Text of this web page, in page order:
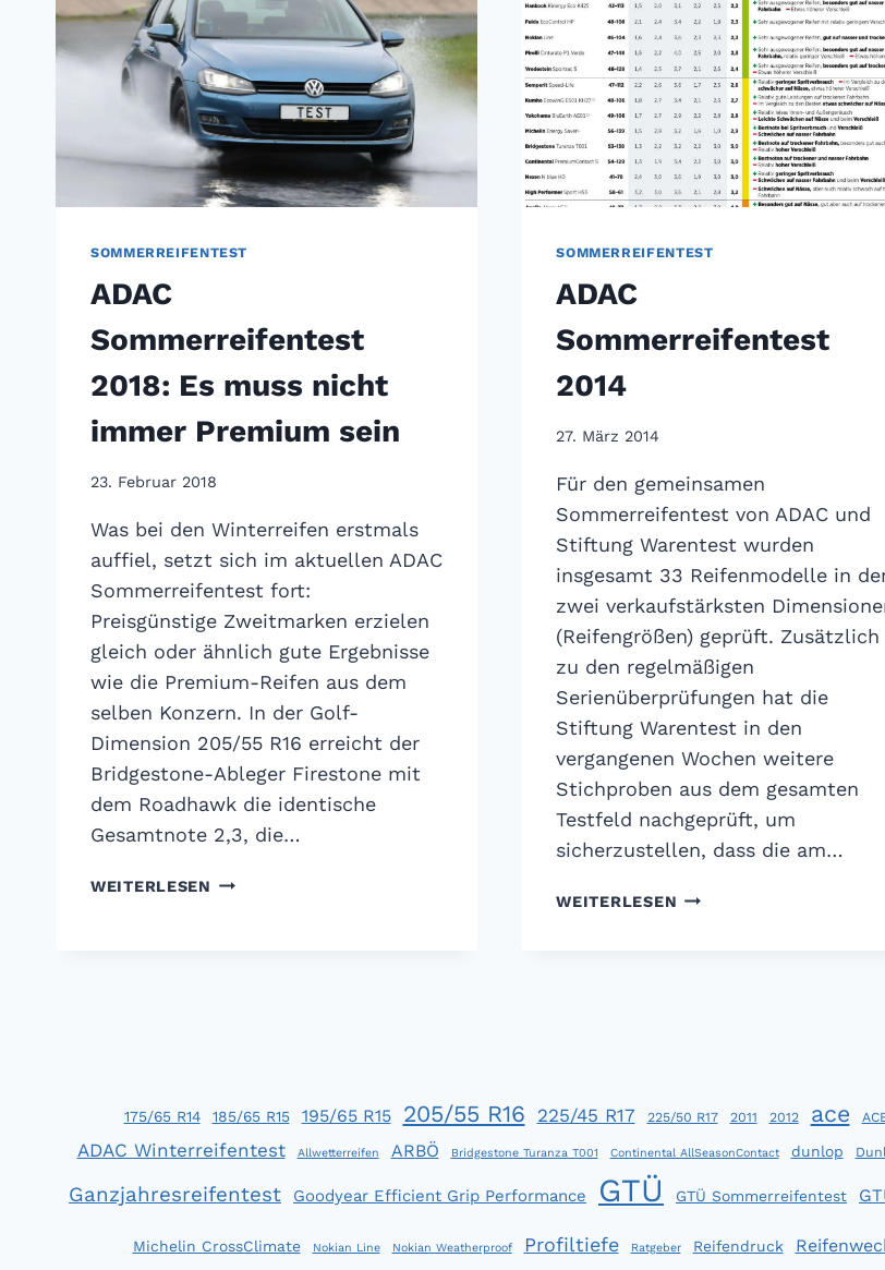
SOMMERREIFENTEST
ADAC
Sommerreifentest
2018: Es muss nicht
immer Premium sein
23. Februar 2018
Was bei den Winterreifen erstmals
auffiel, setzt sich im aktuellen ADAC
Sommerreifentest fort:
Preisgünstige Zweitmarken erzielen
gleich oder ähnlich gute Ergebnisse
wie die Premium-Reifen aus dem
selben Konzern. In der Golf-
Dimension 205/55 R16 erreicht der
Bridgestone-Ableger Firestone mit
dem Roadhawk die identische
Gesamtnote 2,3, die…
WEITERLESEN ADAC
SOMMERREIFENTEST
ADAC
Sommerreifentest
2014
27. März 2014
Für den gemeinsamen
Sommerreifentest von ADAC und
Stiftung Warentest wurden
insgesamt 33 Reifenmodelle in
zwei verkaufstärksten
(Reifengrößen) geprüft. Zusätzlich
zu den regelmäßigen
Serienüberprüfungen hat die
Stiftung Warentest in den
vergangenen Wochen weitere
Stichproben aus dem gesamten
Testfeld nachgeprüft, um
sicherzustellen, dass die am…
WEITERLESEN ADAC
175/65 R14 185/65 R15 195/65 R15 205/55 R16 225/45 R17 225/50 R17 2011 2012 ace
ADAC Winterreifentest Allwetterreifen ARBÖ Bridgestone Turanza T001 Continental AllSeasonContact dunlop
Ganzjahresreifentest Goodyear Efficient Grip Performance GTÜ GTÜ Sommerreifentest
Michelin CrossClimate Nokian Line Nokian Weatherproof Profiltiefe Ratgeber Reifendruck